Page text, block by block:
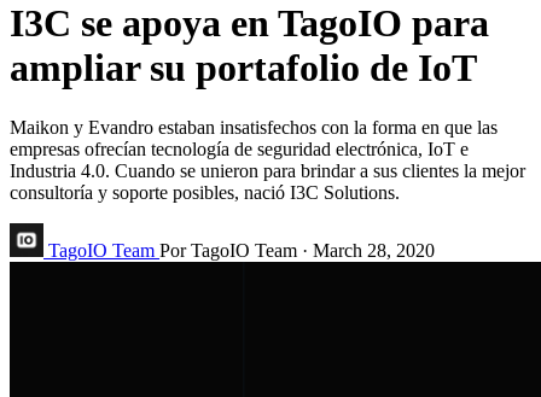
I3C se apoya en TagoIO para
ampliar su portafolio de IoT
Maikon y Evandro estaban insatisfechos con la forma en que las
empresas ofrecían tecnología de seguridad electrónica, IoT e
Industria 4.0. Cuando se unieron para brindar a sus clientes la mejor
consultoría y soporte posibles, nació I3C Solutions.
TagoIO Team Por TagoIO Team · March 28, 2020